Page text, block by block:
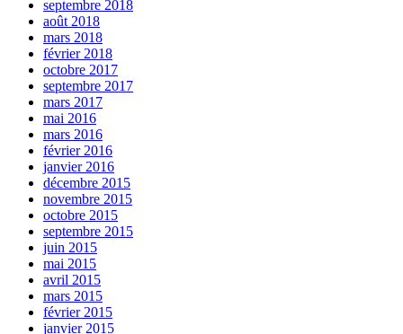
septembre 2018
août 2018
mars 2018
février 2018
octobre 2017
septembre 2017
mars 2017
mai 2016
mars 2016
février 2016
janvier 2016
décembre 2015
novembre 2015
octobre 2015
septembre 2015
juin 2015
mai 2015
avril 2015
mars 2015
février 2015
janvier 2015